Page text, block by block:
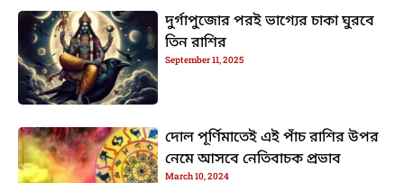
দুর্গাপুজোর পরই ভাগ্যের চাকা ঘুরবে
তিন রাশির
September 11, 2025
দোল পূর্ণিমাতেই এই পাঁচ রাশির উপর
নেমে আসবে নেতিবাচক প্রভাব
March 10, 2024